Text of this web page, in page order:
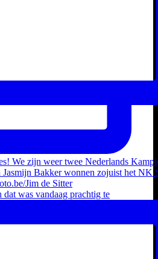
was vandaag prachtig te